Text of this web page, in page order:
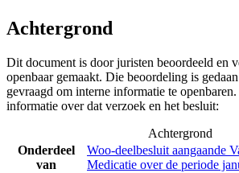
Achtergrond
Dit document is door juristen beoordeeld en
openbaar gemaakt. Die beoordeling is
gevraagd om interne informatie te
informatie over dat verzoek en het besluit:
Achtergrond
Onderdeel
van
Woo-deelbesluit aangaande
Medicatie over de periode